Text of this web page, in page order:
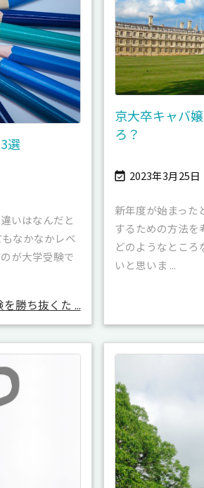
選
いはなんだと
なかなかレベ
が大学受験で
を勝ち抜くた ...
京大卒キャバ
ろ？
 2023年3月25日
新年度が始まった
するための方法を
どのようなとこ
いと思いま ...